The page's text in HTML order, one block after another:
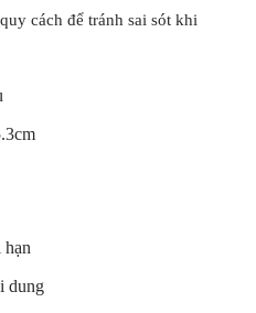
cách để tránh sai sót khi
dung